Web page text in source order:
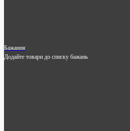
Бажання
Додайте товари до списку бажань